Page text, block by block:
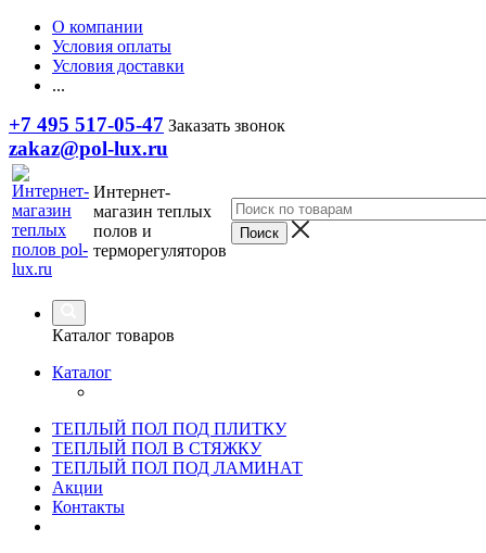
О компании
Условия оплаты
Условия доставки
...
+7 495 517-05-47 Заказать звонок
zakaz@pol-lux.ru
Интернет-
магазин теплых
полов и
терморегуляторов
Каталог товаров
Каталог
ТЕПЛЫЙ ПОЛ ПОД ПЛИТКУ
ТЕПЛЫЙ ПОЛ В СТЯЖКУ
ТЕПЛЫЙ ПОЛ ПОД ЛАМИНАТ
Акции
Контакты